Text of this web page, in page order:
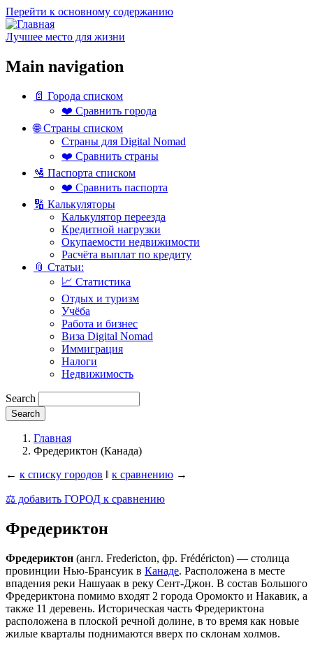
Перейти к основному содержанию
Лучшее место для жизни
Main navigation
📄 Города списком
❤️ Сравнить города
🌐 Страны списком
Страны для Digital Nomad
❤️ Сравнить страны
🛂 Паспорта списком
❤️ Сравнить паспорта
🔢 Калькуляторы
Калькулятор переезда
Кредитной нагрузки
Окупаемости недвижимости
Расчёта выплат по кредиту
📎 Статьи:
📈 Статистика
Отдых и туризм
Учёба
Работа и бизнес
Виза Digital Nomad
Иммиграция
Налоги
Недвижимость
Search
Главная
Фредериктон (Канада)
← к списку городов ‖ к сравнению →
⚖️ добавить ГОРОД к сравнению
Фредериктон
Фредериктон (англ. Fredericton, фр. Frédéricton) — столица
провинции Нью-Брансуик в Канаде. Расположена в месте
впадения реки Нашуаак в реку Сент-Джон. В состав Большого
Фредериктона помимо входят 2 города Оромокто и Накавик, а
также 11 деревень. Историческая часть Фредериктона
расположена в плоской речной долине, в то время как новые
жилые кварталы поднимаются вверх по склонам холмов.